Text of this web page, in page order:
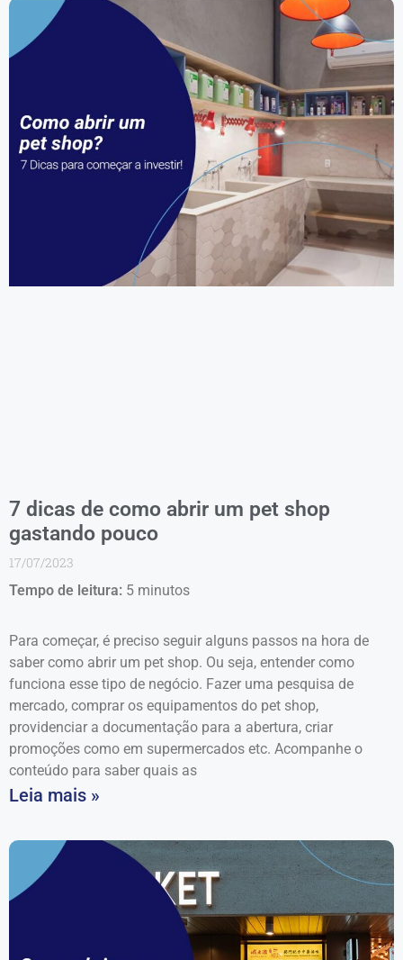
7 dicas de como abrir um pet shop
gastando pouco
17/07/2023
Tempo de leitura: 5 minutos
Para começar, é preciso seguir alguns passos na hora de
saber como abrir um pet shop. Ou seja, entender como
funciona esse tipo de negócio. Fazer uma pesquisa de
mercado, comprar os equipamentos do pet shop,
providenciar a documentação para a abertura, criar
promoções como em supermercados etc. Acompanhe o
conteúdo para saber quais as
Leia mais »